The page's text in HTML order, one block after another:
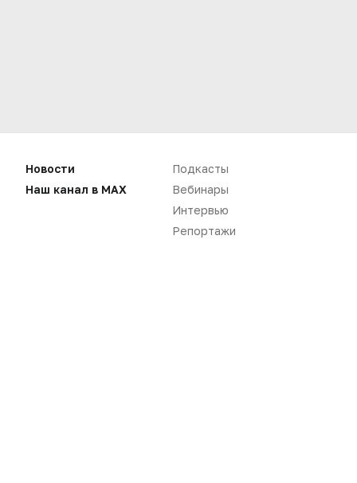
Вы не можете оставлять
комментарии
авторизуйтесь
Новости
Наш канал в MAX
Подкасты
Вебинары
Интервью
Репортажи